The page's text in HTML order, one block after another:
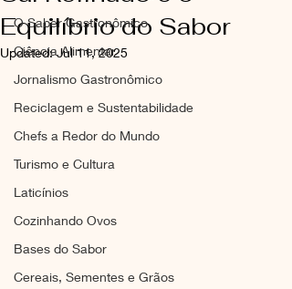
O Saber Gastronômico
Ciência Alimentar
Jornalismo Gastronômico
Reciclagem e Sustentabilidade
Chefs a Redor do Mundo
Turismo e Cultura
Laticínios
Cozinhando Ovos
Bases do Sabor
Cereais, Sementes e Grãos
Equilíbrio do Sabor
Updated:Jul 11, 2025